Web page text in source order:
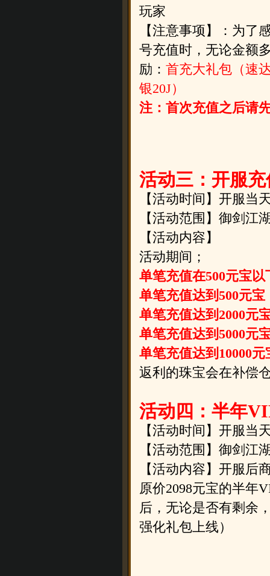
玩家
【注意事项】：为了
号充值时，无论金额
励： 首充大礼包（速
银20J）
注：首次充值之后请
活动三：开服
【活动时间】开服当
【活动范围】御剑江
【活动内容】
活动期间；
单笔充值在500元宝
单笔充值达到500元
单笔充值达到2000元
单笔充值达到5000元
单笔充值达到10000
返利的珠宝会在补偿
活动四：半年
【活动时间】 开服当
【活动范围】御剑江
【活动内容】 开服后
原价2098元宝的半年
后，无论是否有剩余
强化礼包上线）